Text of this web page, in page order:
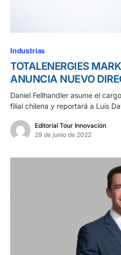
Industrias
TOTALENERGIES
ANUNCIA NUEVO
Daniel Fellhandler asume el
filial chilena y reportará a Luis
Editorial Tour Innovación
29 de junio de 2022